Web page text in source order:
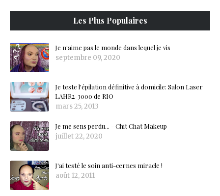
Les Plus Populaires
Je n'aime pas le monde dans lequel je vis
septembre 09, 2020
Je teste l'épilation définitive à domicile: Salon Laser
LAHR2-3000 de RIO
mars 25, 2013
Je me sens perdu... - Chit Chat Makeup
juillet 22, 2020
J'ai testé le soin anti-cernes miracle !
août 12, 2011